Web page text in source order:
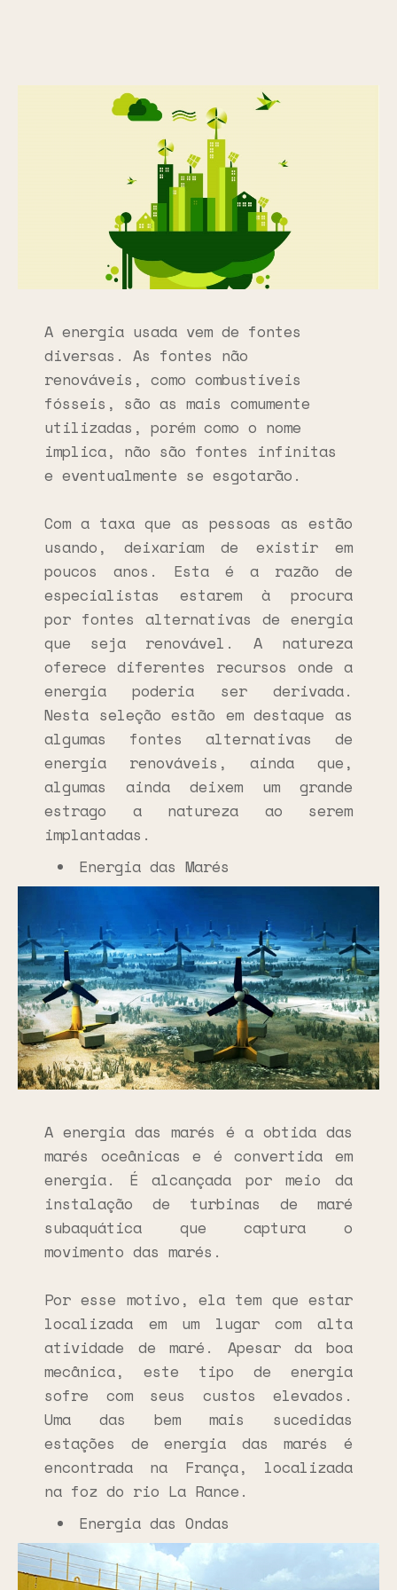
A energia usada vem de fontes
diversas. As fontes não
renováveis, como combustíveis
fósseis, são as mais comumente
utilizadas, porém como o nome
implica, não são fontes infinitas
e eventualmente se esgotarão.
Com a taxa que as pessoas as estão
usando, deixariam de existir em
poucos anos. Esta é a razão de
especialistas estarem à procura
por fontes alternativas de energia
que seja renovável. A natureza
oferece diferentes recursos onde a
energia poderia ser derivada.
Nesta seleção estão em destaque as
algumas fontes alternativas de
energia renováveis, ainda que,
algumas ainda deixem um grande
estrago a natureza ao serem
implantadas.
Energia das Marés
A energia das marés é a obtida das
marés oceânicas e é convertida em
energia. É alcançada por meio da
instalação de turbinas de maré
subaquática que captura o
movimento das marés.
Por esse motivo, ela tem que estar
localizada em um lugar com alta
atividade de maré. Apesar da boa
mecânica, este tipo de energia
sofre com seus custos elevados.
Uma das bem mais sucedidas
estações de energia das marés é
encontrada na França, localizada
na foz do rio La Rance.
Energia das Ondas